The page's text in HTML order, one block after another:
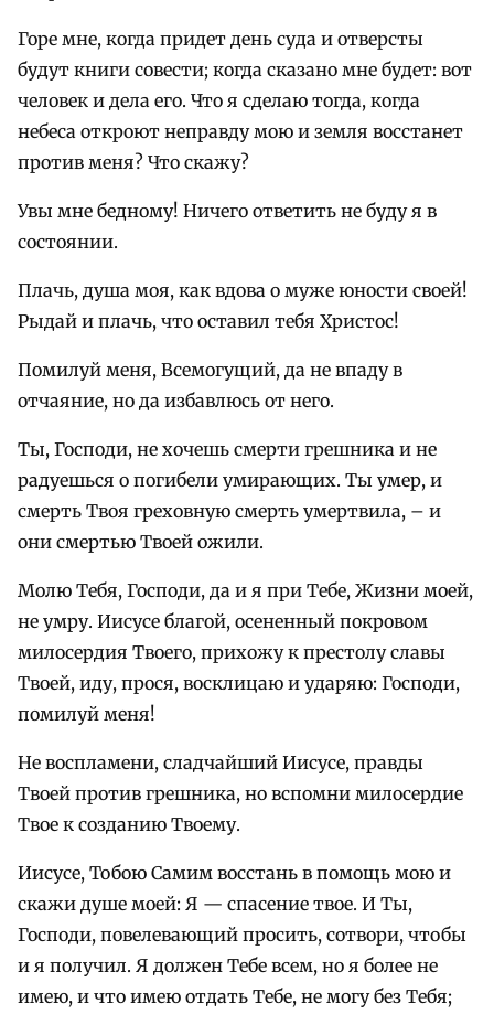
Горе мне, когда придет день суда и отверсты
будут книги совести; когда сказано мне будет: вот
человек и дела его. Что я сделаю тогда, когда
небеса откроют неправду мою и земля восстанет
против меня? Что скажу?
Увы мне бедному! Ничего ответить не буду я в
состоянии.
Плачь, душа моя, как вдова о муже юности своей!
Рыдай и плачь, что оставил тебя Христос!
Помилуй меня, Всемогущий, да не впаду в
отчаяние, но да избавлюсь от него.
Ты, Господи, не хочешь смерти грешника и не
радуешься о погибели умирающих. Ты умер, и
смерть Твоя греховную смерть умертвила, – и
они смертью Твоей ожили.
Молю Тебя, Господи, да и я при Тебе, Жизни моей,
не умру. Иисусе благой, осененный покровом
милосердия Твоего, прихожу к престолу славы
Твоей, иду, прося, восклицаю и ударяю: Господи,
помилуй меня!
Не воспламени, сладчайший Иисусе, правды
Твоей против грешника, но вспомни милосердие
Твое к созданию Твоему.
Иисусе, Тобою Самим восстань в помощь мою и
скажи душе моей: Я — спасение твое. И Ты,
Господи, повелевающий просить, сотвори, чтобы
и я получил. Я должен Тебе всем, но я более не
имею, и что имею отдать Тебе, не могу без Тебя;